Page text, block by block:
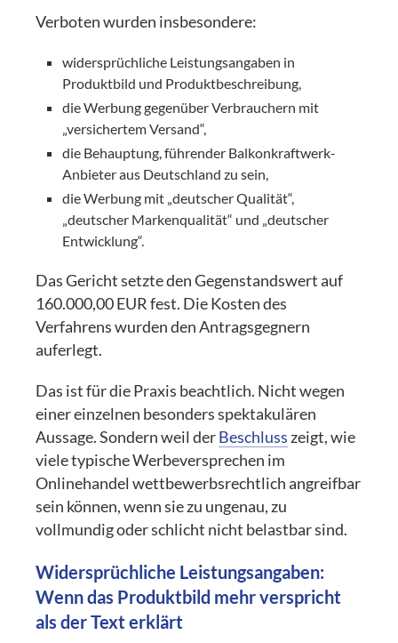
Verboten wurden insbesondere:
widersprüchliche Leistungsangaben in
Produktbild und Produktbeschreibung,
die Werbung gegenüber Verbrauchern mit
„versichertem Versand“,
die Behauptung, führender Balkonkraftwerk-
Anbieter aus Deutschland zu sein,
die Werbung mit „deutscher Qualität“,
„deutscher Markenqualität“ und „deutscher
Entwicklung“.
Das Gericht setzte den Gegenstandswert auf
160.000,00 EUR fest. Die Kosten des
Verfahrens wurden den Antragsgegnern
auferlegt.
Das ist für die Praxis beachtlich. Nicht wegen
einer einzelnen besonders spektakulären
Aussage. Sondern weil derBeschlusszeigt, wie
viele typische Werbeversprechen im
Onlinehandel wettbewerbsrechtlich angreifbar
sein können, wenn sie zu ungenau, zu
vollmundig oder schlicht nicht belastbar sind.
Widersprüchliche Leistungsangaben:
Wenn das Produktbild mehr verspricht
als der Text erklärt